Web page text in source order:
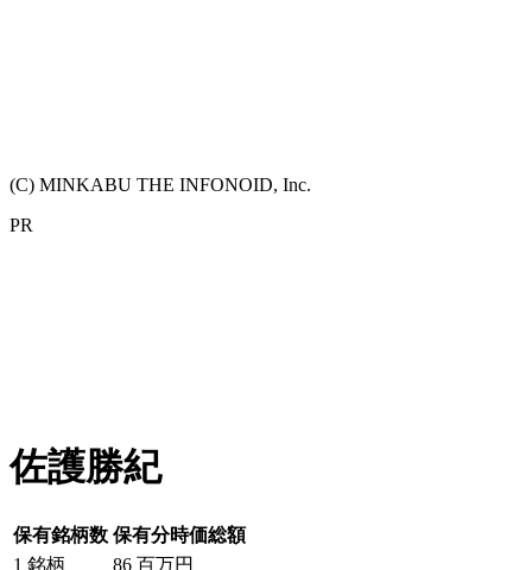
(C) MINKABU THE INFONOID, Inc.
PR
佐護勝紀
保有銘柄数 保有分時価総額
1 銘柄 86 百万円